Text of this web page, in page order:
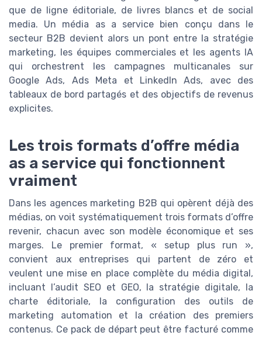
que de ligne éditoriale, de livres blancs et de social
media. Un média as a service bien conçu dans le
secteur B2B devient alors un pont entre la stratégie
marketing, les équipes commerciales et les agents IA
qui orchestrent les campagnes multicanales sur
Google Ads, Ads Meta et LinkedIn Ads, avec des
tableaux de bord partagés et des objectifs de revenus
explicites.
Les trois formats d’offre média
as a service qui fonctionnent
vraiment
Dans les agences marketing B2B qui opèrent déjà des
médias, on voit systématiquement trois formats d’offre
revenir, chacun avec son modèle économique et ses
marges. Le premier format, « setup plus run »,
convient aux entreprises qui partent de zéro et
veulent une mise en place complète du média digital,
incluant l’audit SEO et GEO, la stratégie digitale, la
charte éditoriale, la configuration des outils de
marketing automation et la création des premiers
contenus. Ce pack de départ peut être facturé comme